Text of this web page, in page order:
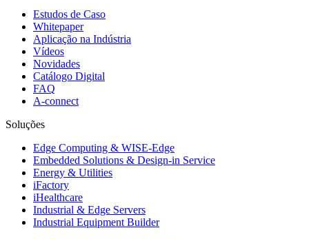
Estudos de Caso
Whitepaper
Aplicação na Indústria
Vídeos
Novidades
Catálogo Digital
FAQ
A-connect
Soluções
Edge Computing & WISE-Edge
Embedded Solutions & Design-in Service
Energy & Utilities
iFactory
iHealthcare
Industrial & Edge Servers
Industrial Equipment Builder